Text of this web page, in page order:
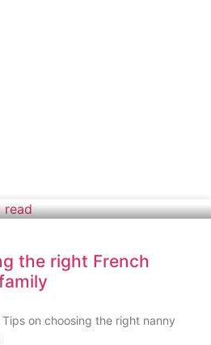
the right French
on choosing the right nanny